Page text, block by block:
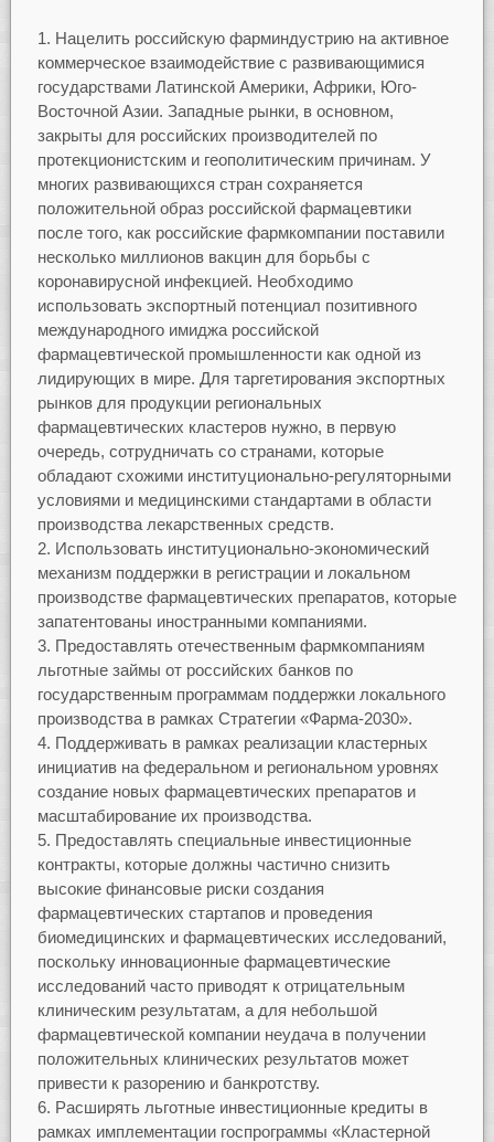
Нацелить российскую фарминдустрию на активное
коммерческое взаимодействие с развивающимися
государствами Латинской Америки, Африки, Юго-
Восточной Азии. Западные рынки, в основном,
закрыты для российских производителей по
протекционистским и геополитическим причинам. У
многих развивающихся стран сохраняется
положительной образ российской фармацевтики
после того, как российские фармкомпании поставили
несколько миллионов вакцин для борьбы с
коронавирусной инфекцией. Необходимо
использовать экспортный потенциал позитивного
международного имиджа российской
фармацевтической промышленности как одной из
лидирующих в мире. Для таргетирования экспортных
рынков для продукции региональных
фармацевтических кластеров нужно, в первую
очередь, сотрудничать со странами, которые
обладают схожими институционально-регуляторными
условиями и медицинскими стандартами в области
производства лекарственных средств.
Использовать институционально-экономический
механизм поддержки в регистрации и локальном
производстве фармацевтических препаратов, которые
запатентованы иностранными компаниями.
Предоставлять отечественным фармкомпаниям
льготные займы от российских банков по
государственным программам поддержки локального
производства в рамках Стратегии «Фарма-2030».
Поддерживать в рамках реализации кластерных
инициатив на федеральном и региональном уровнях
создание новых фармацевтических препаратов и
масштабирование их производства.
Предоставлять специальные инвестиционные
контракты, которые должны частично снизить
высокие финансовые риски создания
фармацевтических стартапов и проведения
биомедицинских и фармацевтических исследований,
поскольку инновационные фармацевтические
исследований часто приводят к отрицательным
клиническим результатам, а для небольшой
фармацевтической компании неудача в получении
положительных клинических результатов может
привести к разорению и банкротству.
Расширять льготные инвестиционные кредиты в
рамках имплементации госпрограммы «Кластерной